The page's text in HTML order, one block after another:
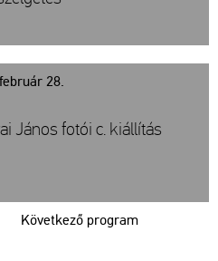
28.
Következő program
János fotói c. kiállítás